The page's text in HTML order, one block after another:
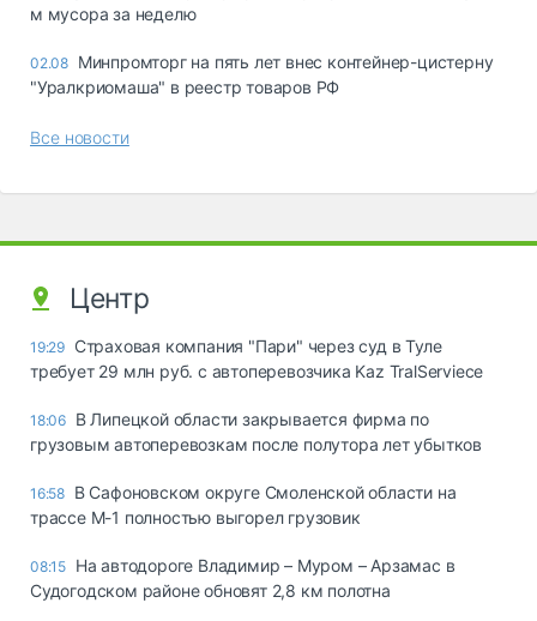
м мусора за неделю
02.08 Минпромторг на пять лет внес контейнер-цистерну
"Уралкриомаша" в реестр товаров РФ
Все новости
Центр
19:29 Страховая компания "Пари" через суд в Туле
требует 29 млн руб. с автоперевозчика Kaz TralServiece
18:06 В Липецкой области закрывается фирма по
грузовым автоперевозкам после полутора лет убытков
16:58 В Сафоновском округе Смоленской области на
трассе М-1 полностью выгорел грузовик
08:15 На автодороге Владимир – Муром – Арзамас в
Судогодском районе обновят 2,8 км полотна